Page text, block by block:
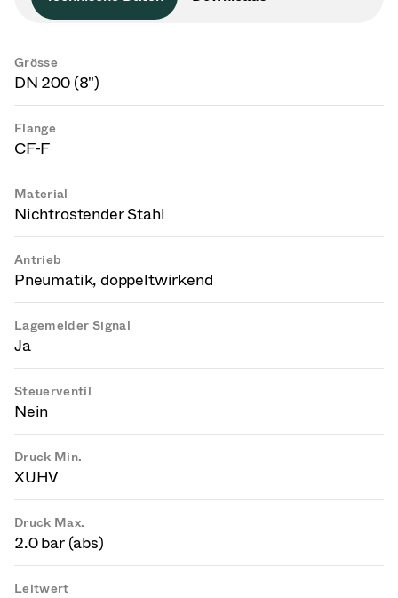
Grösse
DN 200 (8")
Flange
CF-F
Material
Nichtrostender Stahl
Antrieb
Pneumatik, doppeltwirkend
Lagemelder Signal
Ja
Steuerventil
Nein
Druck Min.
XUHV
Druck Max.
2.0 bar (abs)
Leitwert